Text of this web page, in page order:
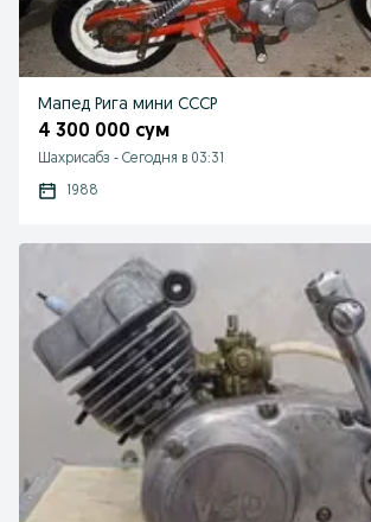
Мапед Рига мини СССР
4 300 000 сум
Шахрисабз - Сегодня в 03:31
1988